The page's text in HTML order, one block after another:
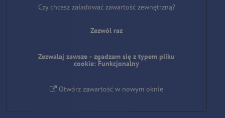
Czy chcesz załadować zawartość zewnętrzną?
Zezwól raz
Zezwalaj zawsze - zgadzam się z typem pliku
cookie: Funkcjonalny
Otwórz zawartość w nowym oknie